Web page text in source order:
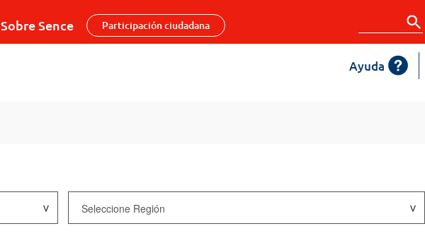
Sobre Sence Participación ciudadana
Ayuda